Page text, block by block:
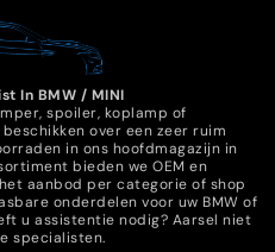
In BMW / MINI
spoiler, koplamp of
over een zeer ruim
in ons hoofdmagazijn in
bieden we OEM en
aanbod per categorie of shop
onderdelen voor uw BMW of
u assistentie nodig? Aarsel niet
specialisten.